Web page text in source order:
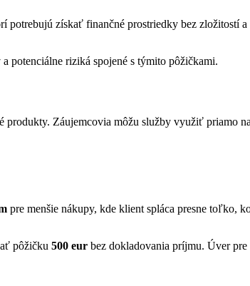
potrebujú získať finančné prostriedky bez zložitostí
potenciálne riziká spojené s týmito pôžičkami.
Záujemcovia môžu služby využiť priamo
pre menšie nákupy, kde klient spláca presne toľko,
pôžičku 500 eur bez dokladovania príjmu. Úver pre